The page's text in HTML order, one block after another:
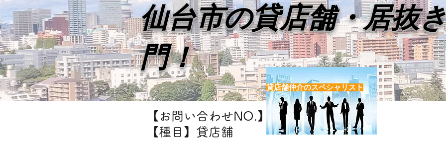
【お問い合わせNO.】H7481
【種目】貸店舗
仙台市の貸店舗・居抜
門！
貸店舗仲介のスペシャリスト